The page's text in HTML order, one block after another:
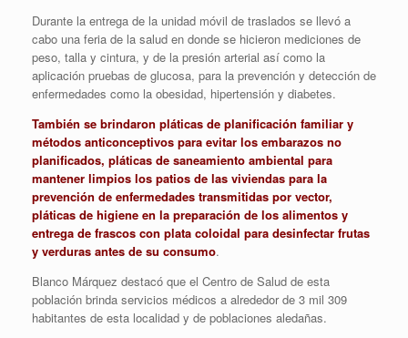
Durante la entrega de la unidad móvil de traslados se llevó a
cabo una feria de la salud en donde se hicieron mediciones de
peso, talla y cintura, y de la presión arterial así como la
aplicación pruebas de glucosa, para la prevención y detección de
enfermedades como la obesidad, hipertensión y diabetes.
También se brindaron pláticas de planificación familiar y
métodos anticonceptivos para evitar los embarazos no
planificados, pláticas de saneamiento ambiental para
mantener limpios los patios de las viviendas para la
prevención de enfermedades transmitidas por vector,
pláticas de higiene en la preparación de los alimentos y
entrega de frascos con plata coloidal para desinfectar frutas
y verduras antes de su consumo.
Blanco Márquez destacó que el Centro de Salud de esta
población brinda servicios médicos a alrededor de 3 mil 309
habitantes de esta localidad y de poblaciones aledañas.